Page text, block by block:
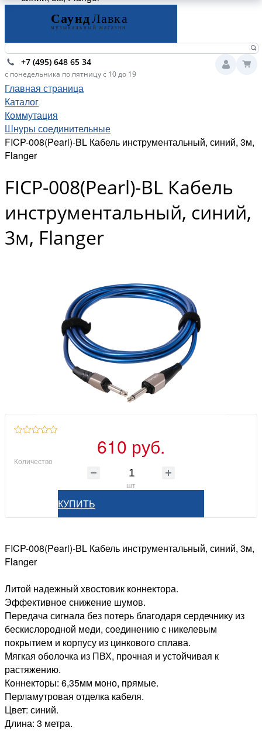
+7 (495) 648 65 34
с понедельника по пятницу с 10 до 19
Главная страница
Каталог
Коммутация
Шнуры соединительные
FICP-008(Pearl)-BL Кабель инструментальный, синий, 3м,
Flanger
FICP-008(Pearl)-BL Кабель
инструментальный, синий,
3м, Flanger
610 руб.
Количество
шт
КУПИТЬ
FICP-008(Pearl)-BL Кабель инструментальный, синий, 3м,
Flanger
Литой надежный хвостовик коннектора.
Эффективное снижение шумов.
Передача сигнала без потерь благодаря сердечнику из
бескислородной меди, соединению с никелевым
покрытием и корпусу из цинкового сплава.
Мягкая оболочка из ПВХ, прочная и устойчивая к
растяжению.
Коннекторы: 6,35мм моно, прямые.
Перламутровая отделка кабеля.
Цвет: синий.
Длина: 3 метра.